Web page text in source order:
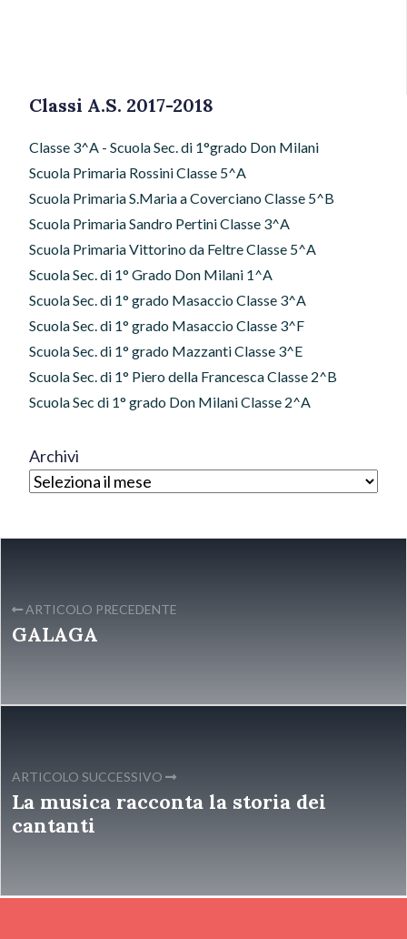
Classi A.S. 2017-2018
Classe 3^A - Scuola Sec. di 1°grado Don Milani
Scuola Primaria Rossini Classe 5^A
Scuola Primaria S.Maria a Coverciano Classe 5^B
Scuola Primaria Sandro Pertini Classe 3^A
Scuola Primaria Vittorino da Feltre Classe 5^A
Scuola Sec. di 1° Grado Don Milani 1^A
Scuola Sec. di 1° grado Masaccio Classe 3^A
Scuola Sec. di 1° grado Masaccio Classe 3^F
Scuola Sec. di 1° grado Mazzanti Classe 3^E
Scuola Sec. di 1° Piero della Francesca Classe 2^B
Scuola Sec di 1° grado Don Milani Classe 2^A
Archivi
ARTICOLO PRECEDENTE
GALAGA
ARTICOLO SUCCESSIVO
La musica racconta la storia dei
cantanti